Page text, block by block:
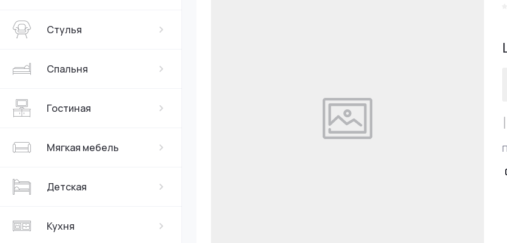
Стулья
Спальня
Гостиная
Мягкая мебель
Детская
Кухня